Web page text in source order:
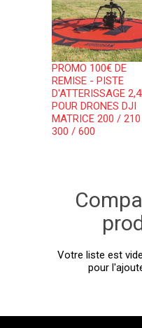
PROMO 100€ DE
REMISE - PISTE
D'ATTERISSAGE
POUR DRONES DJI
MATRICE 200 /
300 / 600
Votre liste est
pour